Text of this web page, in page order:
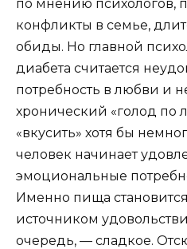
по мнению психологов,
конфликты в семье,
обиды. Но главной
диабета считается
потребность в любви и
хронический «голод по
«вкусить» хотя бы
человек начинает
эмоциональные
Именно пища
источником
очередь, — сладкое.